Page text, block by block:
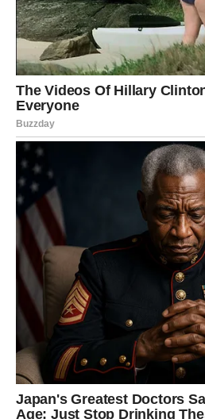
Sudbina vam sprema
iznenađenje
Pred vama su veoma nježni i
LAV
Lavovima dolazi velika poslovna
Sve ono što ste dugo čekali sada
mjesto.
Vrijeme uspjeha polako
Pred vama su veoma snažni